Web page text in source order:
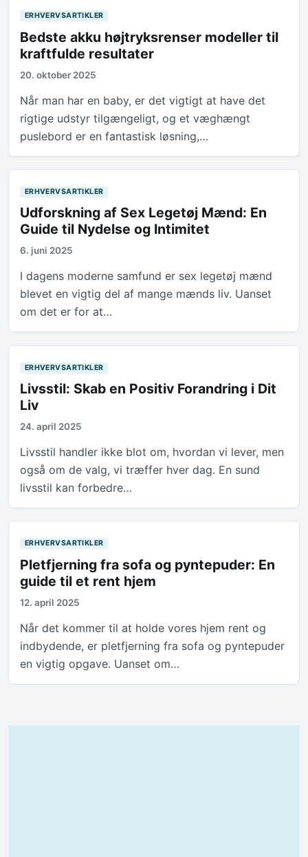
ERHVERVSARTIKLER
Bedste akku højtryksrenser modeller til
kraftfulde resultater
20. oktober 2025
Når man har en baby, er det vigtigt at have det
rigtige udstyr tilgængeligt, og et væghængt
puslebord er en fantastisk løsning,…
ERHVERVSARTIKLER
Udforskning af Sex Legetøj Mænd: En
Guide til Nydelse og Intimitet
6. juni 2025
I dagens moderne samfund er sex legetøj mænd
blevet en vigtig del af mange mænds liv. Uanset
om det er for at…
ERHVERVSARTIKLER
Livsstil: Skab en Positiv Forandring i Dit
Liv
24. april 2025
Livsstil handler ikke blot om, hvordan vi lever, men
også om de valg, vi træffer hver dag. En sund
livsstil kan forbedre…
ERHVERVSARTIKLER
Pletfjerning fra sofa og pyntepuder: En
guide til et rent hjem
12. april 2025
Når det kommer til at holde vores hjem rent og
indbydende, er pletfjerning fra sofa og pyntepuder
en vigtig opgave. Uanset om…